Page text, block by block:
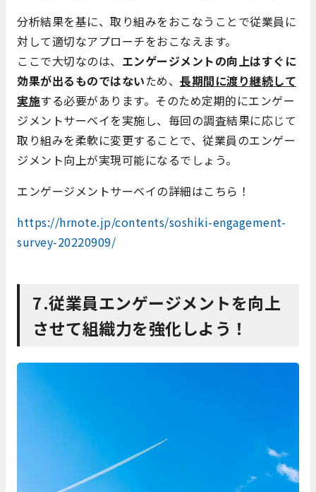
分析結果を基に、取り組みをおこなうことで従業員に
対して適切なアプローチをおこなえます。
ここで大切なのは、 エンゲージメントの向上はすぐに
効果が出るものではないため、 長期間に渡り継続して
実施する必要があります。そのため定期的にエンゲー
ジメントサーベイを実施し、毎回の調査結果に応じて
取り組みを柔軟に変更することで、従業員のエンゲー
ジメント向上が実現可能になるでしょう。
エンゲージメントサーベイの詳細はこちら！
https://hrnote.jp/contents/soshiki-engagement-
survey-20220909/
7.従業員エンゲージメントを向上
させて組織力を強化しよう！